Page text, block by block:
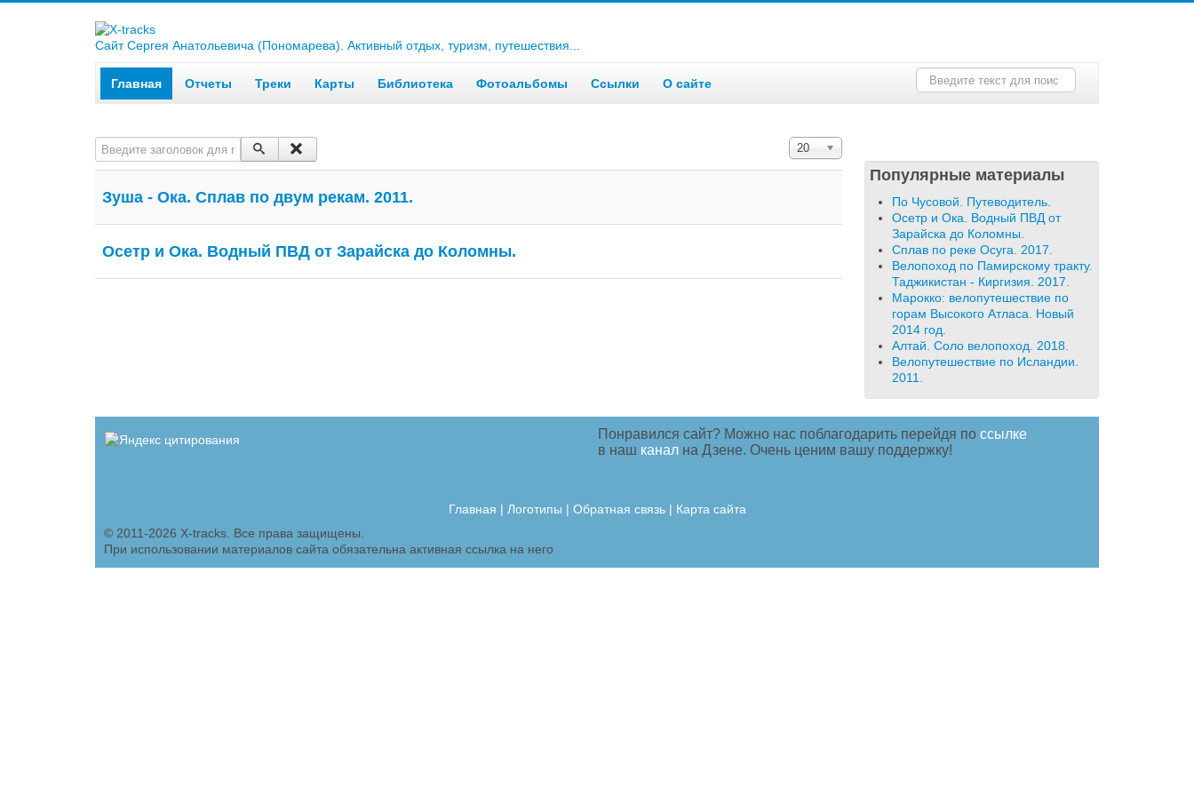
Сайт Сергея Анатольевича (Пономарева). Активный отдых, туризм, путешествия...
Главная Отчеты Треки Карты Библиотека Фотоальбомы Ссылки О сайте
Искать...
Введите заголовок для поиска... Кол-во строк:
20
Зуша - Ока. Сплав по двум рекам. 2011.
Осетр и Ока. Водный ПВД от Зарайска до Коломны.
Популярные материалы
По Чусовой. Путеводитель.
Осетр и Ока. Водный ПВД от
Зарайска до Коломны.
Сплав по реке Осуга. 2017.
Велопоход по Памирскому тракту.
Таджикистан - Киргизия. 2017.
Марокко: велопутешествие по
горам Высокого Атласа. Новый
2014 год.
Алтай. Соло велопоход. 2018.
Велопутешествие по Исландии.
2011.
Понравился сайт? Можно нас поблагодарить перейдя по ссылке
в наш канал на Дзене. Очень ценим вашу поддержку!
Главная | Логотипы | Обратная связь | Карта сайта
© 2011-2026 X-tracks. Все права защищены.
При использовании материалов сайта обязательна активная ссылка на него